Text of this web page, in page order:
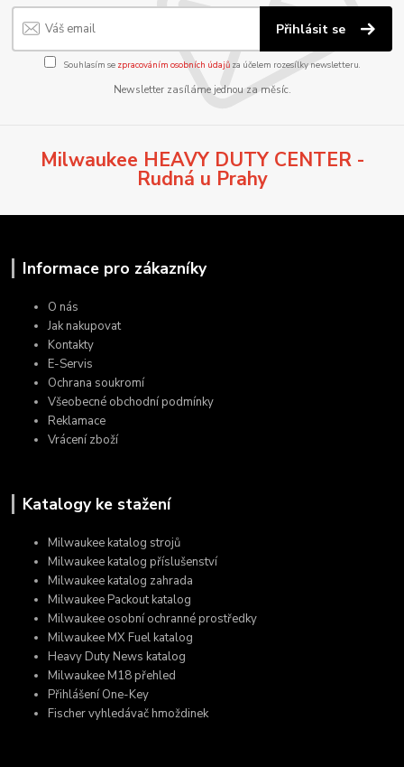
Přihlásit se
Souhlasím se zpracováním osobních údajůza účelem rozesílky newsletteru.
Newsletter zasíláme jednou za měsíc.
Milwaukee HEAVY DUTY CENTER -
Rudná u Prahy
Informace pro zákazníky
O nás
Jak nakupovat
Kontakty
E-Servis
Ochrana soukromí
Všeobecné obchodní podmínky
Reklamace
Vrácení zboží
Katalogy ke stažení
Milwaukee katalog strojů
Milwaukee katalog příslušenství
Milwaukee katalog zahrada
Milwaukee Packout katalog
Milwaukee osobní ochranné prostředky
Milwaukee MX Fuel katalog
Heavy Duty News katalog
Milwaukee M18 přehled
Přihlášení One-Key
Fischer vyhledávač hmoždinek